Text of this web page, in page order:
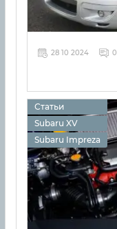
28 10 2024 0
Статьи
Subaru XV
Subaru Impreza